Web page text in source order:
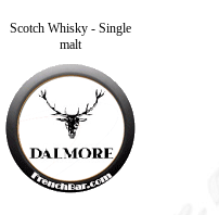
Scotch Whisky - Single
malt